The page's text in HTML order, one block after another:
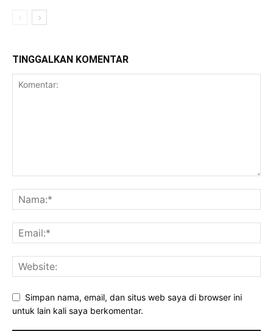
TINGGALKAN KOMENTAR
Simpan nama, email, dan situs web saya di browser ini
untuk lain kali saya berkomentar.